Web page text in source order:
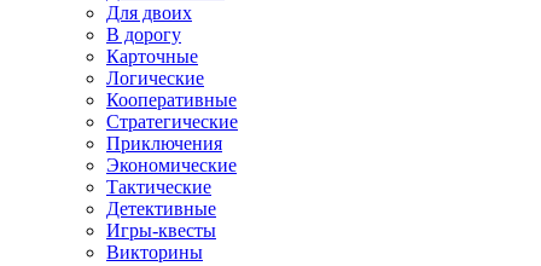
Для двоих
В дорогу
Карточные
Логические
Кооперативные
Стратегические
Приключения
Экономические
Тактические
Детективные
Игры-квесты
Викторины